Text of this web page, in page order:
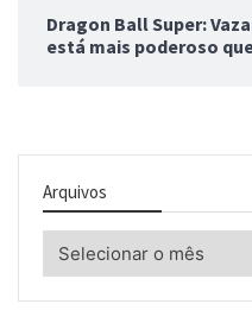
Dragon Ball Super:
está mais poderoso
Arquivos